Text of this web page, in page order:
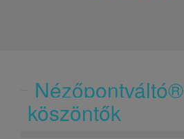
Nézőpontváltó®
köszöntők